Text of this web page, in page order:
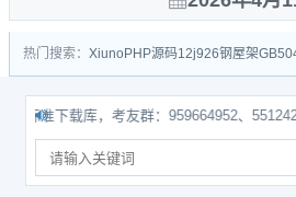
热门搜索： Xiuno PHP源码12j926钢屋架
准下载库，考友群：959664952、551242518